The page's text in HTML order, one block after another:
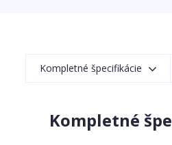
Kompletné špecifikácie
Kompletné